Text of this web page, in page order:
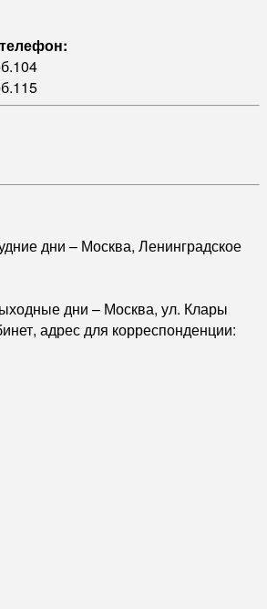
дни – Москва, Ленинградское
дни – Москва, ул. Клары
адрес для корреспонденции: